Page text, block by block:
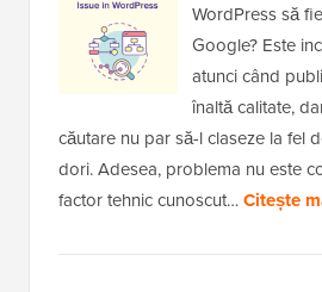
WordPress să
Google? Este
atunci când
înaltă calitate,
căutare nu par să-l claseze la fel
dori. Adesea, problema nu este
factor tehnic cunoscut…Citește